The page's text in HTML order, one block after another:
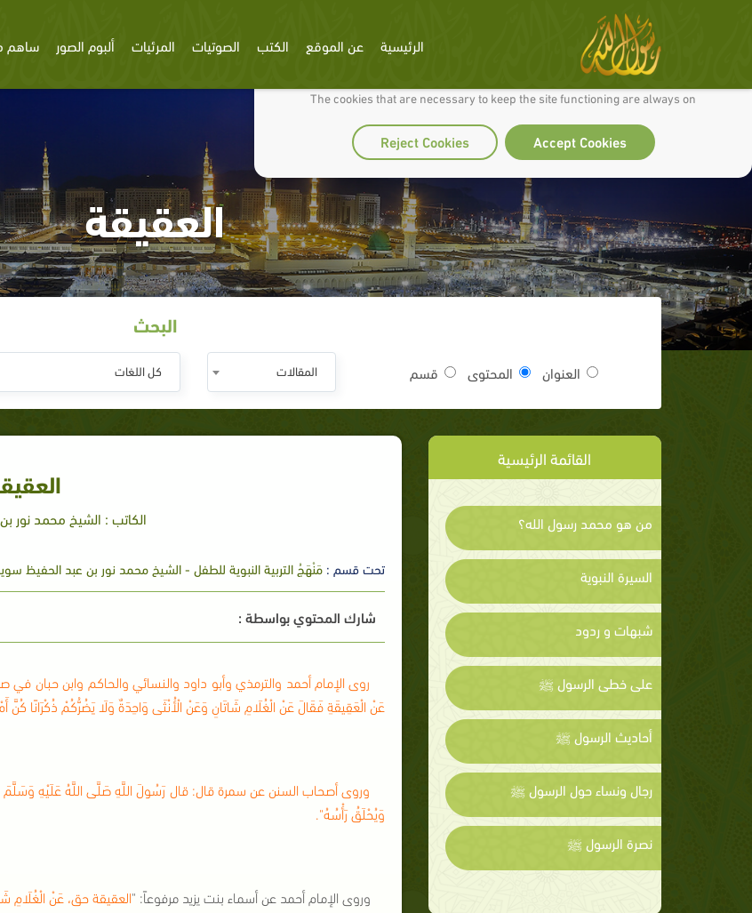
We use cookies to make our site work well for you and so we can continually improve it.
The cookies that are necessary to keep the site functioning are always on
Accept Cookies
Reject Cookies
الرئيسية عن الموقع الكتب الصوتيات المرئيات ألبوم الصور ساهم
العقيقة
البحث
العنوان المحتوى قسم المقالات كل اللغات
القائمة الرئيسية
من هو محمد رسول الله؟
السيرة النبوية
شبهات و ردود
على خطى الرسول ﷺ
أحاديث الرسول ﷺ
رجال ونساء حول الرسول ﷺ
نصرة الرسول ﷺ
الكاتب : الشيخ محمد نور
تحت قسم :مَنْهَجُ التربية النبوية للطفل - الشيخ محمد نور بن عبد الحفيظ
شارك المحتوي بواسطة :
روى الإمام أحمد والترمذي وأبو داود والنسائي والحاكم وابن حبان
عَنْ الْعَقِيقَةِ فَقَالَ عَنْ الْغُلَامِ شَاتَانِ وَعَنْ الْأُنْثَى وَاحِدَةٌ وَلَا يَضُرُّكُمْ ذُكْرَانًا كُنَّ أَمْ
وروى أصحاب السنن عن سمرة قال: قال رَسُولَ اللَّهِ صَلَّى اللَّهُ عَلَيْهِ
وَيُحْلَقُ رَأْسُهُ".
وروى الإمام أحمد عن أسماء بنت يزيد مرفوعاً: "العقيقة حق، عَنْ الْغُلَامِ